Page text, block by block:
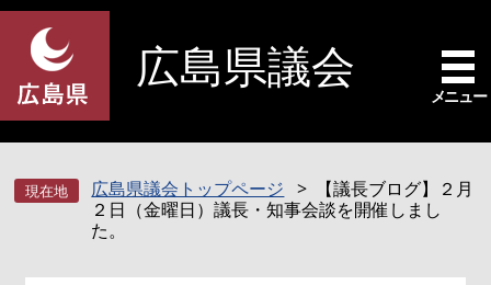
ペ
先
頭
す
メ
を
飛
し
広島県議会
メニュー
広島県議会トップページ
【議長ブログ】２月
２日（金曜日）議長・知事会談を開催しまし
た。